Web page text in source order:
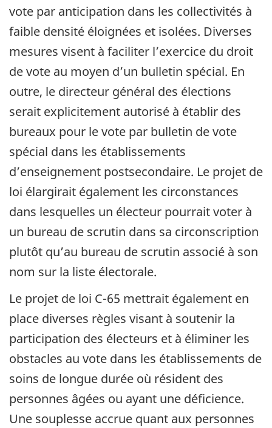
vote par anticipation dans les collectivités à
faible densité éloignées et isolées. Diverses
mesures visent à faciliter l’exercice du droit
de vote au moyen d’un bulletin spécial. En
outre, le directeur général des élections
serait explicitement autorisé à établir des
bureaux pour le vote par bulletin de vote
spécial dans les établissements
d’enseignement postsecondaire. Le projet de
loi élargirait également les circonstances
dans lesquelles un électeur pourrait voter à
un bureau de scrutin dans sa circonscription
plutôt qu’au bureau de scrutin associé à son
nom sur la liste électorale.
Le projet de loi C-65 mettrait également en
place diverses règles visant à soutenir la
participation des électeurs et à éliminer les
obstacles au vote dans les établissements de
soins de longue durée où résident des
personnes âgées ou ayant une déficience.
Une souplesse accrue quant aux personnes